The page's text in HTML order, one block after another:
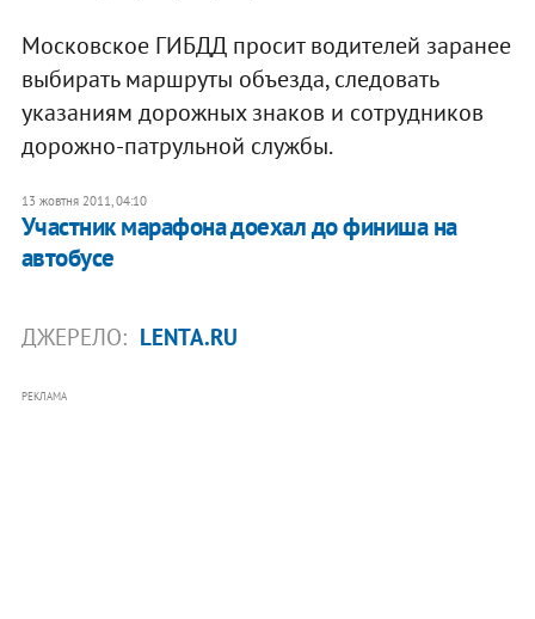
Московское ГИБДД просит водителей заранее
выбирать маршруты объезда, следовать
указаниям дорожных знаков и сотрудников
дорожно-патрульной службы.
13 жовтня 2011, 04:10
Участник марафона доехал до финиша на
автобусе
ДЖЕРЕЛО: LENTA.RU
РЕКЛАМА